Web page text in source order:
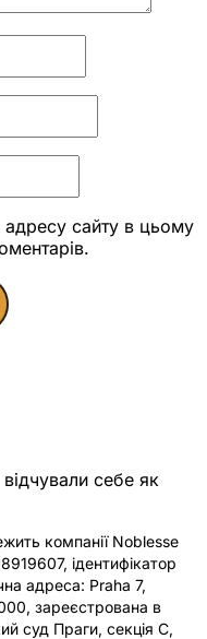
сайту в цьому
себе як
компанії Noblesse
ідентифікатор
адреса: Praha 7,
зареєстрована в
суд Праги, секція C,